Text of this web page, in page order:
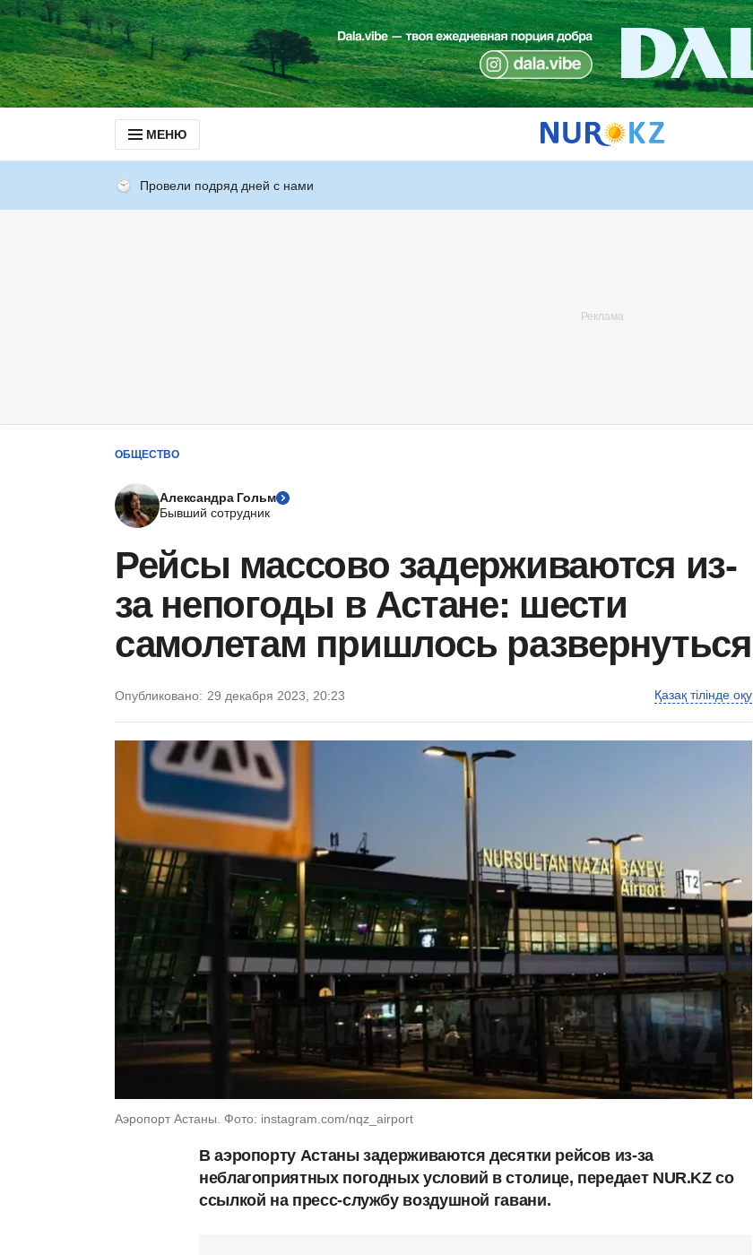
МЕНЮ
Провели подряд дней с нами
ОБЩЕСТВО
Александра Гольм
Бывший сотрудник
Рейсы массово задерживаются из-
за непогоды в Астане: шести
самолетам пришлось развернуться
Опубликовано: 29 декабря 2023, 20:23 Қазақ тілінде оқу
Аэропорт Астаны. Фото: instagram.com/nqz_airport
В аэропорту Астаны задерживаются десятки рейсов из-за
неблагоприятных погодных условий в столице, передает NUR.KZ со
ссылкой на пресс-службу воздушной гавани.